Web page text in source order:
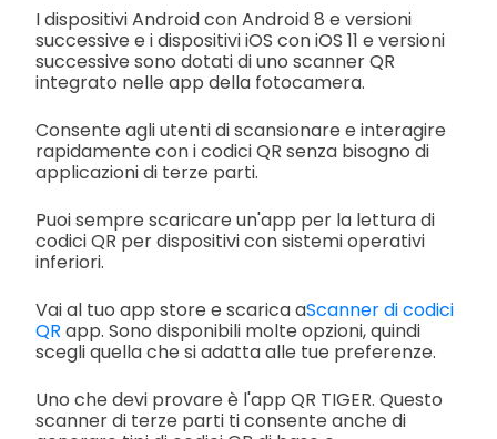
I dispositivi Android con Android 8 e versioni
successive e i dispositivi iOS con iOS 11 e versioni
successive sono dotati di uno scanner QR
integrato nelle app della fotocamera.
Consente agli utenti di scansionare e interagire
rapidamente con i codici QR senza bisogno di
applicazioni di terze parti.
Puoi sempre scaricare un'app per la lettura di
codici QR per dispositivi con sistemi operativi
inferiori.
Vai al tuo app store e scarica aScanner di codici
QR app. Sono disponibili molte opzioni, quindi
scegli quella che si adatta alle tue preferenze.
Uno che devi provare è l'app QR TIGER. Questo
scanner di terze parti ti consente anche di